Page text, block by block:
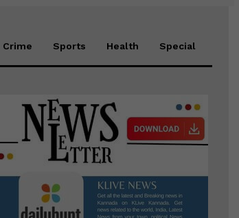
Crime Sports Health Special